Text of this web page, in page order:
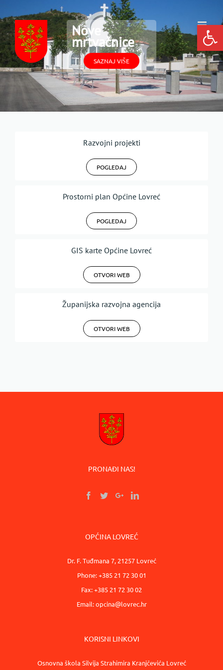
to
content
Nove
mrtvačnice
SAZNAJ VIŠE
Razvojni projekti
POGLEDAJ
Prostorni plan Općine Lovreć
POGLEDAJ
GIS karte Općine Lovreć
OTVORI WEB
Županijska razvojna agencija
OTVORI WEB
PRONAĐI NAS!
OPĆINA LOVREĆ
Dr. F. Tuđmana 7, 21257 Lovreć
Phone: +385 21 72 30 01
Fax: +385 21 72 30 02
Email:opcina@lovrec.hr
KORISNI LINKOVI
Osnovna škola Silvija Strahimira Kranjčevića Lovreć